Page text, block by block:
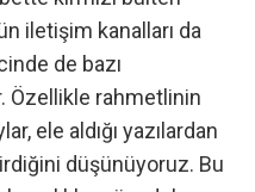
iletişim kanalları da
de bazı
Özellikle rahmetlinin
ele aldığı yazılardan
düşünüyoruz. Bu